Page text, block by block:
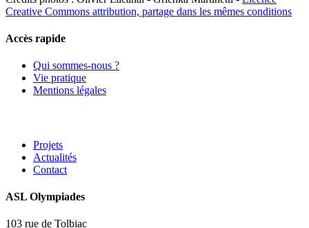
Creative Commons attribution, partage dans les mêmes conditions
Accès rapide
Qui sommes-nous ?
Vie pratique
Mentions légales
Projets
Actualités
Contact
ASL Olympiades
103 rue de Tolbiac